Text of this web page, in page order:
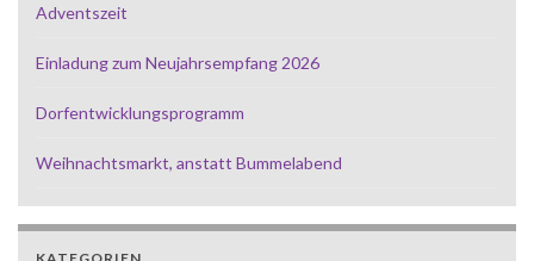
Adventszeit
Einladung zum Neujahrsempfang 2026
Dorfentwicklungsprogramm
Weihnachtsmarkt, anstatt Bummelabend